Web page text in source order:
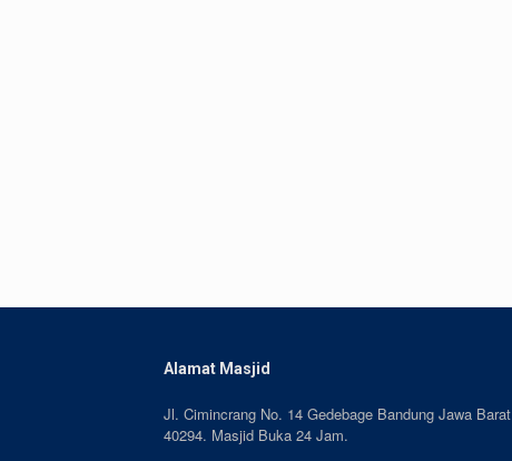
Alamat Masjid
Jl. Cimincrang No. 14 Gedebage Bandung Jawa Barat
40294. Masjid Buka 24 Jam.